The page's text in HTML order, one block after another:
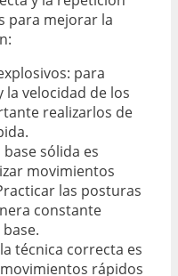
para mejorar la
para
velocidad de los
realizarlos de
sólida es
movimientos
las posturas
constante
técnica correcta es
rápidos